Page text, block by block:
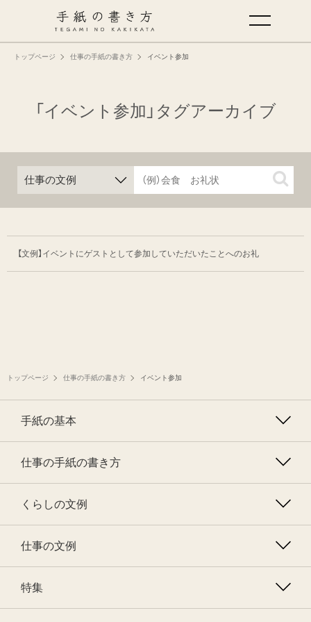
トップページ 仕事の手紙の書き方 イベント参加
「イベント参加」タグアーカイブ
【文例】イベントにゲストとして参加していただいたことへのお礼
トップページ 仕事の手紙の書き方 イベント参加
手紙の基本
仕事の手紙の書き方
くらしの文例
仕事の文例
特集
手紙の基本
仕事の手紙の書き方
特集
ミドリオフィシャルサイト